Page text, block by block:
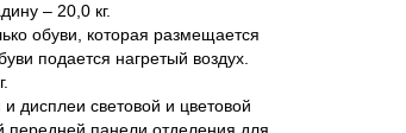
– 20,0 кг.
обуви, которая размещается
подается нагретый воздух.
дисплеи световой и цветовой